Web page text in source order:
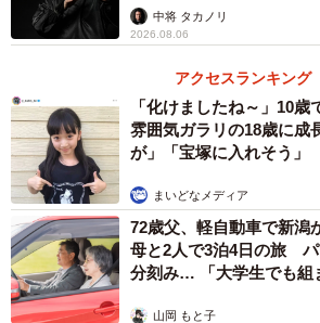
言葉は人間にとって必要不可欠なコミ
段であり、会話は人と人とが関わり、
うえで、とても重要です。時には、違
に、意見として自分の思いを伝える必
あります。しかし、やり方を一つ間違
ずらに責め、傷つける誹謗中傷にもな
ネットを見ていても、日々多くの批判
投げかけられています。特に、ここ数
「ワクチン」「国際情勢」などに関し
未熟」中将 タカノリ
2026.08.06
アクセスランキング
「化けましたね～」10
雰囲気ガラリの18歳に
が」「宝塚に入れそう」
まいどなメディア
72歳父、軽自動車で新
母と2人で3泊4日の旅
分刻み… 「大学生でも組
山岡 もと子